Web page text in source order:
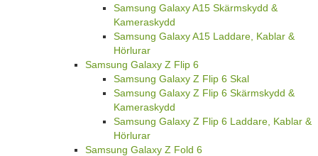
Samsung Galaxy A15 Skärmskydd &
Kameraskydd
Samsung Galaxy A15 Laddare, Kablar &
Hörlurar
Samsung Galaxy Z Flip 6
Samsung Galaxy Z Flip 6 Skal
Samsung Galaxy Z Flip 6 Skärmskydd &
Kameraskydd
Samsung Galaxy Z Flip 6 Laddare, Kablar &
Hörlurar
Samsung Galaxy Z Fold 6